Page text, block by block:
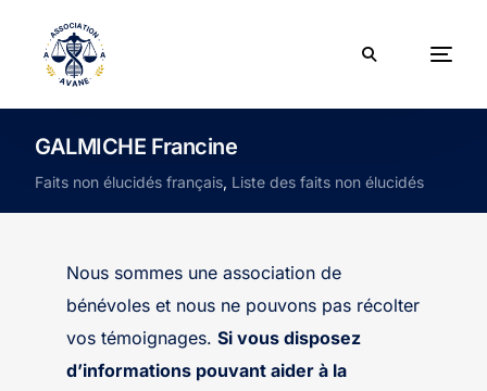
GALMICHE Francine
Faits non élucidés français, Liste des faits non élucidés
Nous sommes une association de
bénévoles et nous ne pouvons pas récolter
vos témoignages. Si vous disposez
d’informations pouvant aider à la